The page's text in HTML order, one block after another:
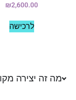
₪2,600.00
לרכישה
מה זה יצירה